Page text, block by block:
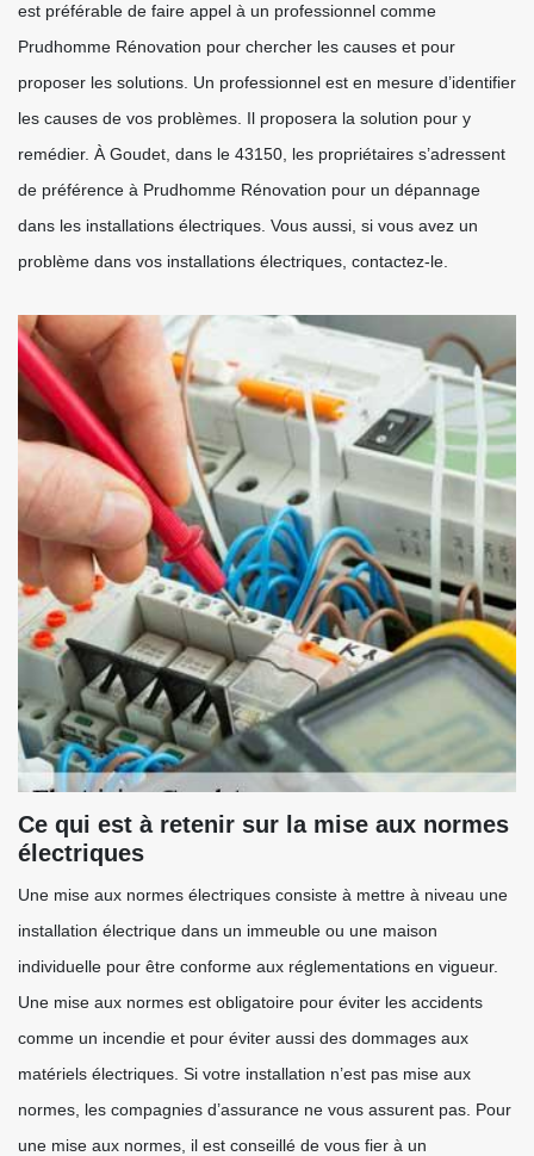
est préférable de faire appel à un professionnel comme
Prudhomme Rénovation pour chercher les causes et pour
proposer les solutions. Un professionnel est en mesure d’identifier
les causes de vos problèmes. Il proposera la solution pour y
remédier. À Goudet, dans le 43150, les propriétaires s’adressent
de préférence à Prudhomme Rénovation pour un dépannage
dans les installations électriques. Vous aussi, si vous avez un
problème dans vos installations électriques, contactez-le.
Ce qui est à retenir sur la mise aux normes
électriques
Une mise aux normes électriques consiste à mettre à niveau une
installation électrique dans un immeuble ou une maison
individuelle pour être conforme aux réglementations en vigueur.
Une mise aux normes est obligatoire pour éviter les accidents
comme un incendie et pour éviter aussi des dommages aux
matériels électriques. Si votre installation n’est pas mise aux
normes, les compagnies d’assurance ne vous assurent pas. Pour
une mise aux normes, il est conseillé de vous fier à un